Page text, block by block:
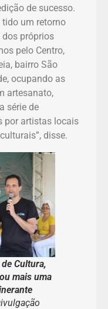
de sucesso.
tido um retorno
próprios
pelo Centro,
bairro São
ocupando as
artesanato,
série de
por artistas locais
disse.
Cultura,
mais uma